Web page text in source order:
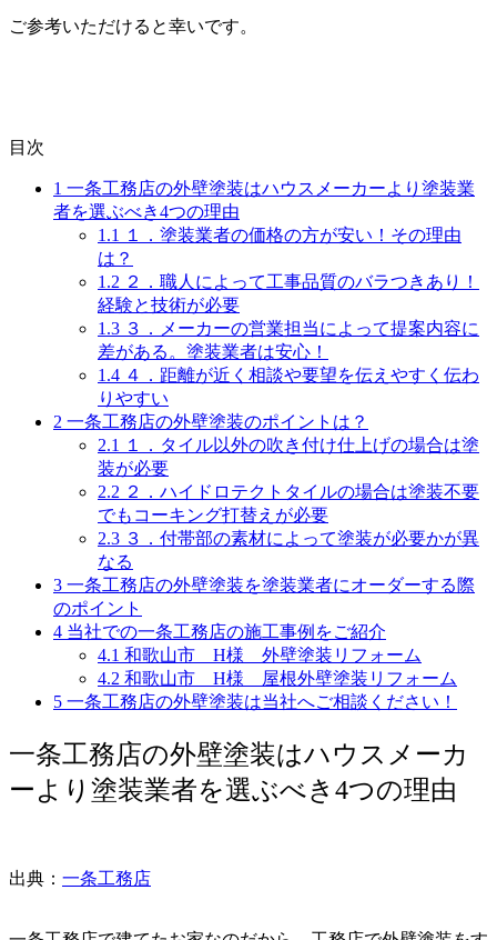
ご参考いただけると幸いです。
目次
1 一条工務店の外壁塗装はハウスメーカーより塗装業
者を選ぶべき4つの理由
1.1
１．塗装業者の価格の方が安い！その理由
は？
1.2 ２．職人によって工事品質のバラつきあり！
経験と技術が必要
1.3 ３．メーカーの営業担当によって提案内容に
差がある。塗装業者は安心！
1.4 ４．距離が近く相談や要望を伝えやすく伝わ
りやすい
2 一条工務店の外壁塗装のポイントは？
2.1
１．タイル以外の吹き付け仕上げの場合は塗
装が必要
2.2 ２．ハイドロテクトタイルの場合は塗装不要
でもコーキング打替えが必要
2.3 ３．付帯部の素材によって塗装が必要かが異
なる
3 一条工務店の外壁塗装を塗装業者にオーダーする際
のポイント
4 当社での一条工務店の施工事例をご紹介
4.1 和歌山市 H様 外壁塗装リフォーム
4.2 和歌山市 H様 屋根外壁塗装リフォーム
5 一条工務店の外壁塗装は当社へご相談ください！
一条工務店の外壁塗装はハウスメーカ
ーより塗装業者を選ぶべき4つの理由
出典： 一条工務店